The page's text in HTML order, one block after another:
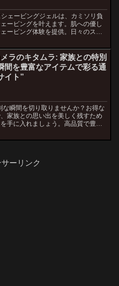
ェービングジェルは、カミソリ負
ービングを叶えます。肌への優し
ービング体験を提供。日々のスキ
ラのキタムラ: 家族との特別
間を豊富なアイテムで彩る通
イト”
瞬間を切り取りませんか？お得な
家族との思い出を美しく残すため
手に入れましょう。高品質で豊富
けます。家族との笑顔が詰まった
ーリンク